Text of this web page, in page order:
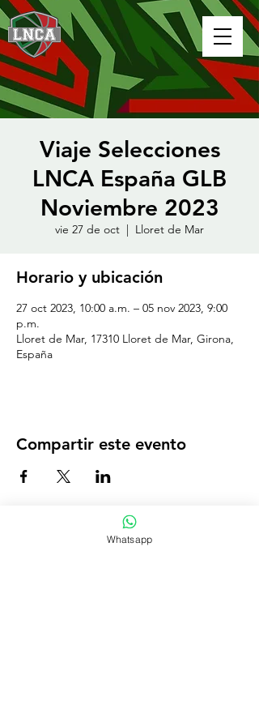
Viaje Selecciones
LNCA España GLB
Noviembre 2023
vie 27 de oct
  |
Lloret de Mar
Horario y ubicación
27 oct 2023, 10:00 a.m. – 05 nov 2023, 9:00
p.m.
Lloret de Mar, 17310 Lloret de Mar, Girona,
España
Compartir este evento
Whatsapp